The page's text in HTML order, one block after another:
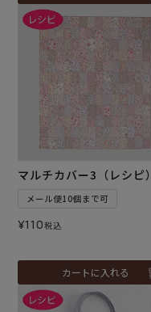
マルチカバー3（レシピ）
メール便10個まで可
¥110税込
カートに入れる